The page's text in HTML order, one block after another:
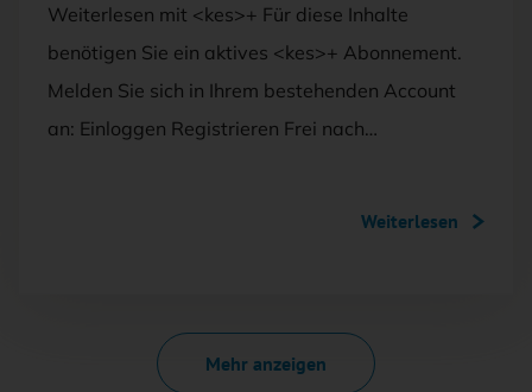
Weiterlesen mit <kes>+ Für diese Inhalte
benötigen Sie ein aktives <kes>+ Abonnement.
Melden Sie sich in Ihrem bestehenden Account
an: Einloggen Registrieren Frei nach…
Weiterlesen
Mehr anzeigen